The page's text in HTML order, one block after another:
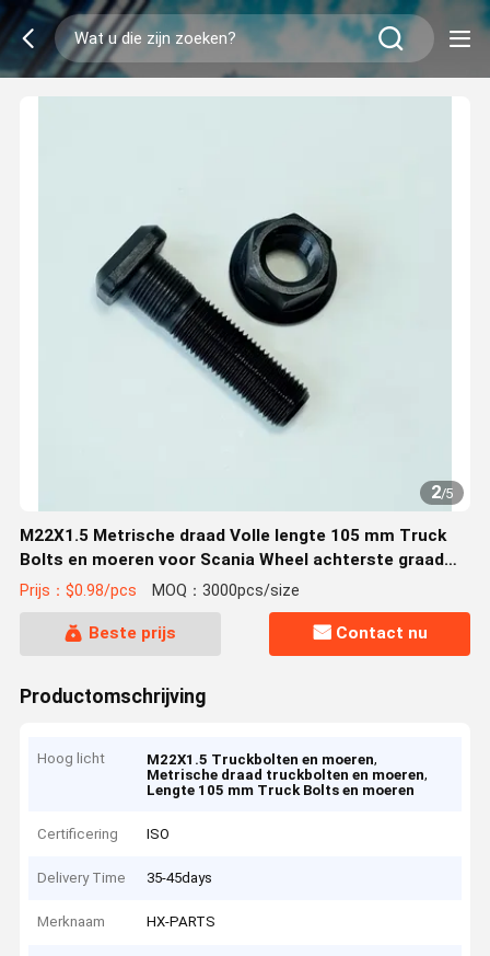
2/5
M22X1.5 Metrische draad Volle lengte 105 mm Truck
Bolts en moeren voor Scania Wheel achterste graad
10.9 12.9
Prijs：$0.98/pcs MOQ：3000pcs/size
Beste prijs Contact nu
Productomschrijving
Hoog licht M22X1.5 Truckbolten en moeren,
Metrische draad truckbolten en moeren,
Lengte 105 mm Truck Bolts en moeren
Certificering ISO
Delivery Time 35-45days
Merknaam HX-PARTS